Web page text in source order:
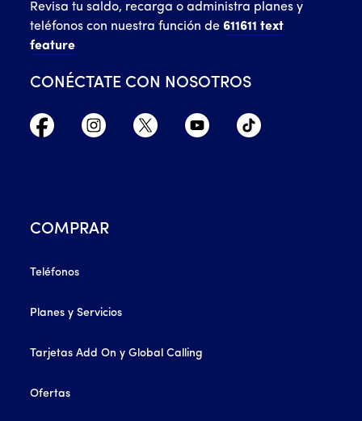
Revisa tu saldo, recarga o administra planes y
teléfonos con nuestra función de 611611 text
feature
CONÉCTATE CON NOSOTROS
COMPRAR
Teléfonos
Planes y Servicios
Tarjetas Add On y Global Calling
Ofertas